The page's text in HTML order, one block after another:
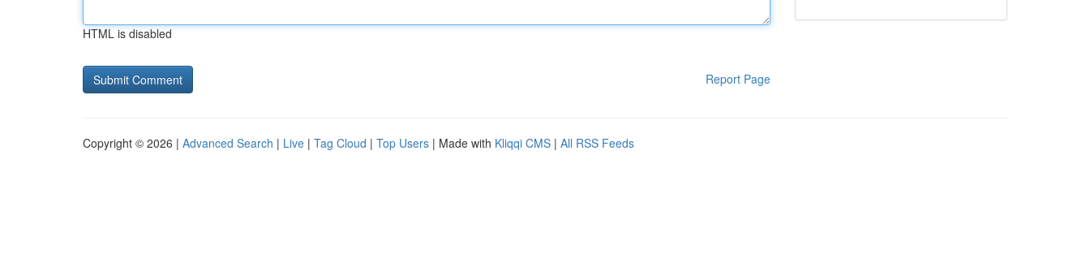
HTML is disabled
Report Page
Copyright © 2026 | Advanced Search | Live | Tag Cloud | Top Users | Made with Kliqqi CMS | All RSS Feeds